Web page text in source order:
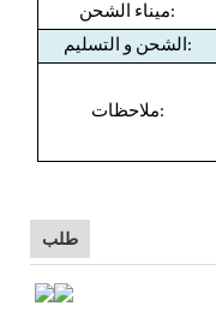
ميناء الشحن:
الشحن و التسليم :
ملاحظات:
طلب